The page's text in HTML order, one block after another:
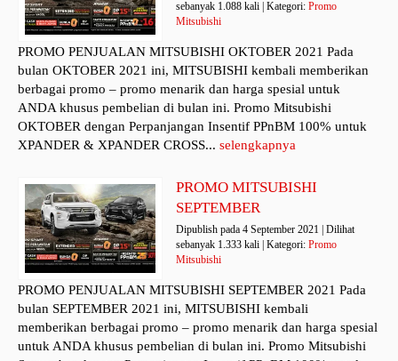
sebanyak 1.088 kali | Kategori:Promo
Mitsubishi
PROMO PENJUALAN MITSUBISHI OKTOBER 2021 Pada
bulan OKTOBER 2021 ini, MITSUBISHI kembali memberikan
berbagai promo – promo menarik dan harga spesial untuk
ANDA khusus pembelian di bulan ini. Promo Mitsubishi
OKTOBER dengan Perpanjangan Insentif PPnBM 100% untuk
XPANDER & XPANDER CROSS... selengkapnya
PROMO MITSUBISHI
SEPTEMBER
Dipublish pada 4 September 2021 | Dilihat
sebanyak 1.333 kali | Kategori:Promo
Mitsubishi
PROMO PENJUALAN MITSUBISHI SEPTEMBER 2021 Pada
bulan SEPTEMBER 2021 ini, MITSUBISHI kembali
memberikan berbagai promo – promo menarik dan harga spesial
untuk ANDA khusus pembelian di bulan ini. Promo Mitsubishi